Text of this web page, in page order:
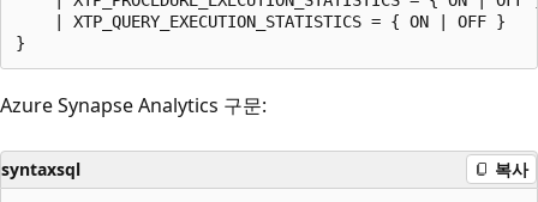
    | XTP_QUERY_EXECUTION_STATISTICS = { ON | OFF }
Azure Synapse Analytics 구문:
syntaxsql 복사